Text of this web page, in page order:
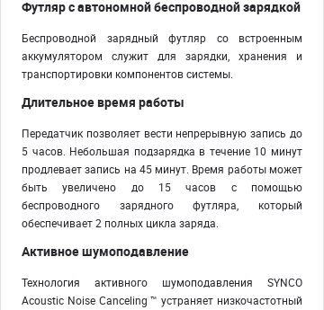
Футляр с автономной беспроводной зарядкой
Беспроводной зарядный футляр со встроенным
аккумулятором служит для зарядки, хранения и
транспортировки компонентов системы.
Длительное время работы
Передатчик позволяет вести непрерывную запись до
5 часов. Небольшая подзарядка в течение 10 минут
продлевает запись на 45 минут. Время работы может
быть увеличено до 15 часов с помощью
беспроводного зарядного футляра, который
обеспечивает 2 полных цикла заряда.
Активное шумоподавление
Технология активного шумоподавления SYNCO
Acoustic Noise Canceling ™ устраняет низкочастотный